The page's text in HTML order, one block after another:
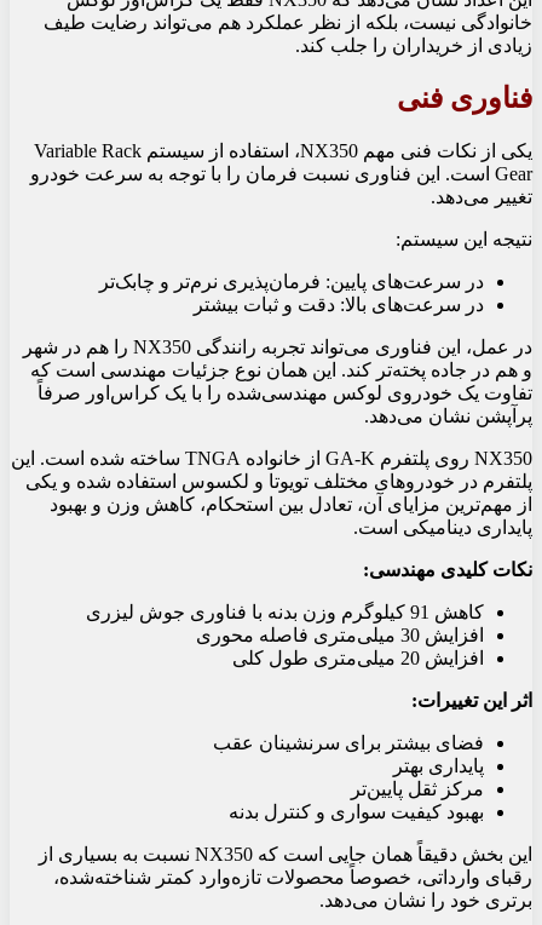
خانوادگی نیست، بلکه از نظر عملکرد هم می‌تواند رضایت طیف
زیادی از خریداران را جلب کند.
فناوری فنی
یکی از نکات فنی مهم NX350، استفاده از سیستم Variable Rack
Gear است. این فناوری نسبت فرمان را با توجه به سرعت خودرو
تغییر می‌دهد.
نتیجه این سیستم:
در سرعت‌های پایین: فرمان‌پذیری نرم‌تر و چابک‌تر
در سرعت‌های بالا: دقت و ثبات بیشتر
در عمل، این فناوری می‌تواند تجربه رانندگی NX350 را هم در شهر
و هم در جاده پخته‌تر کند. این همان نوع جزئیات مهندسی است که
تفاوت یک خودروی لوکس مهندسی‌شده را با یک کراس‌اور صرفاً
پرآپشن نشان می‌دهد.
NX350 روی پلتفرم GA-K از خانواده TNGA ساخته شده است. این
پلتفرم در خودروهای مختلف تویوتا و لکسوس استفاده شده و یکی
از مهم‌ترین مزایای آن، تعادل بین استحکام، کاهش وزن و بهبود
پایداری دینامیکی است.
نکات کلیدی مهندسی:
کاهش 91 کیلوگرم وزن بدنه با فناوری جوش لیزری
افزایش 30 میلی‌متری فاصله محوری
افزایش 20 میلی‌متری طول کلی
اثر این تغییرات:
فضای بیشتر برای سرنشینان عقب
پایداری بهتر
مرکز ثقل پایین‌تر
بهبود کیفیت سواری و کنترل بدنه
این بخش دقیقاً همان جایی است که NX350 نسبت به بسیاری از
رقبای وارداتی، خصوصاً محصولات تازه‌وارد کمتر شناخته‌شده،
برتری خود را نشان می‌دهد.